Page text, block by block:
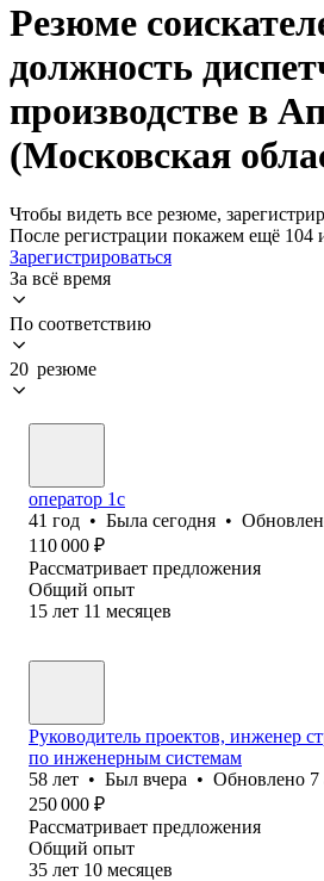
Резюме
должность
производстве в
(Московская
Чтобы видеть все резюме,
После регистрации покажем ещё 104
Зарегистрироваться
За всё время
По соответствию
20 резюме
оператор 1с
41 год • Была сегодня •
110 000 ₽
Рассматривает предложения
Общий опыт
15 лет 11 месяцев
Руководитель проектов, инженер
по инженерным системам
58 лет • Был вчера • Обновлено 7
250 000 ₽
Рассматривает предложения
Общий опыт
35 лет 10 месяцев